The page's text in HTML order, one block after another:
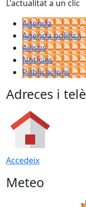
L'actualitat a un clic
Agenda
Agenda política
Avisos
Notícies
Publicacions
Adreces i
Accedeix
Meteo